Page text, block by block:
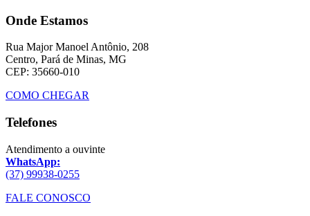
Onde Estamos
Rua Major Manoel Antônio, 208
Centro, Pará de Minas, MG
CEP: 35660-010
COMO CHEGAR
Telefones
Atendimento a ouvinte
WhatsApp:
(37) 99938-0255
FALE CONOSCO